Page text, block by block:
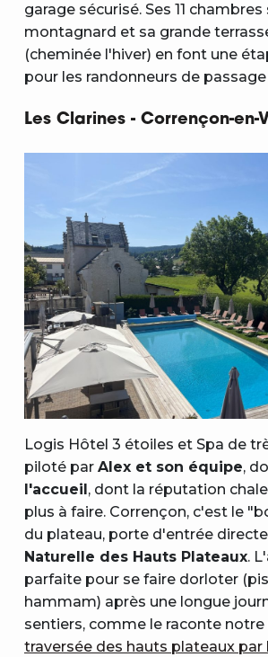
garage sécurisé. Ses 11 chambres
montagnard et sa grande
(cheminée l'hiver) en font une
pour les randonneurs de
Les Clarines - Corrençon-en-
Logis Hôtel 3 étoiles et Spa de
piloté par Alex et son équipe,
l'accueil, dont la réputation
plus à faire. Corrençon, c'est le
du plateau, porte d'entrée
Naturelle des Hauts Plateaux.
parfaite pour se faire dorloter
hammam) après une longue
sentiers, comme le raconte
traversée des hauts plateaux par